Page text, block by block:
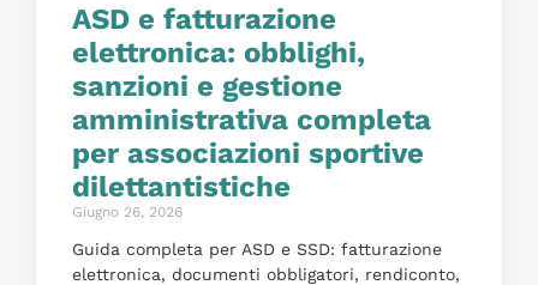
ASD e fatturazione
elettronica: obblighi,
sanzioni e gestione
amministrativa completa
per associazioni sportive
dilettantistiche
Giugno 26, 2026
Guida completa per ASD e SSD: fatturazione
elettronica, documenti obbligatori, rendiconto,